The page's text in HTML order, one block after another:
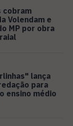
cobram
Volendam e
MP por obra
lança
para
ensino médio